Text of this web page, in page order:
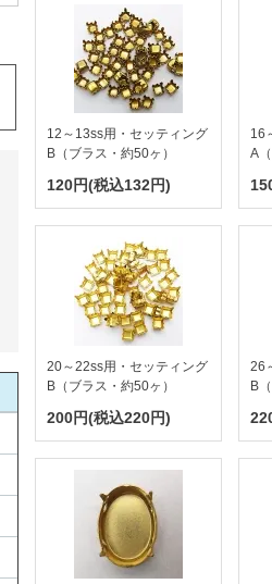
12～13ss用・セッティング
B（ブラス・約50ヶ）
120円(税込132円)
16
A
20～22ss用・セッティング
B（ブラス・約50ヶ）
200円(税込220円)
26
B